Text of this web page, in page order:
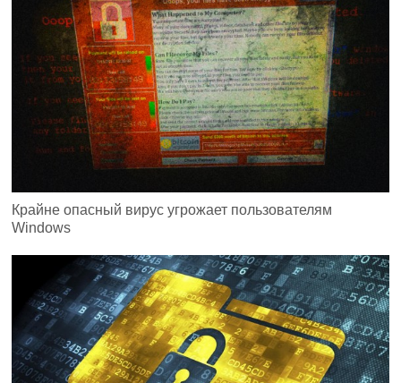
Крайне опасный вирус угрожает пользователям
Windows